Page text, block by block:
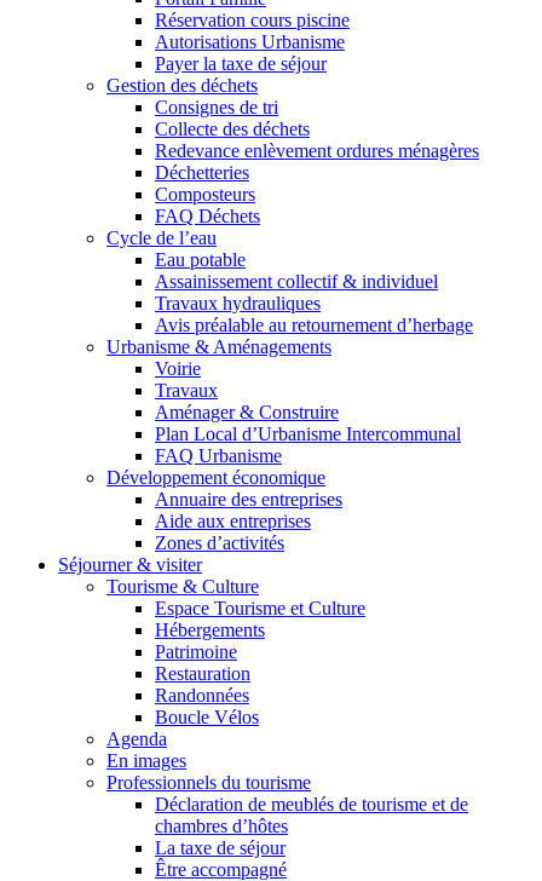
Réservation cours piscine
Autorisations Urbanisme
Payer la taxe de séjour
Gestion des déchets
Consignes de tri
Collecte des déchets
Redevance enlèvement ordures ménagères
Déchetteries
Composteurs
FAQ Déchets
Cycle de l’eau
Eau potable
Assainissement collectif & individuel
Travaux hydrauliques
Avis préalable au retournement d’herbage
Urbanisme & Aménagements
Voirie
Travaux
Aménager & Construire
Plan Local d’Urbanisme Intercommunal
FAQ Urbanisme
Développement économique
Annuaire des entreprises
Aide aux entreprises
Zones d’activités
Séjourner & visiter
Tourisme & Culture
Espace Tourisme et Culture
Hébergements
Patrimoine
Restauration
Randonnées
Boucle Vélos
Agenda
En images
Professionnels du tourisme
Déclaration de meublés de tourisme et de
chambres d’hôtes
La taxe de séjour
Être accompagné